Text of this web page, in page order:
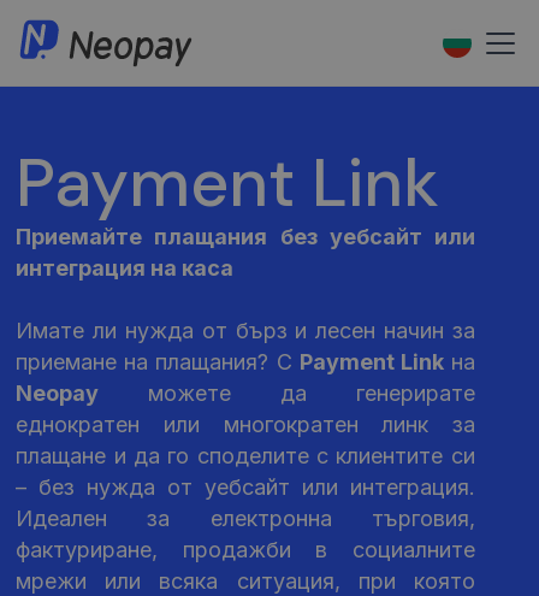
Payment Link
Приемайте плащания без уебсайт или
интеграция на каса
Имате ли нужда от бърз и лесен начин за
приемане на плащания? С Payment Linkна
Neopay можете да генерирате
еднократен или многократен линк за
плащане и да го споделите с клиентите си
– без нужда от уебсайт или интеграция.
Идеален за електронна търговия,
фактуриране, продажби в социалните
мрежи или всяка ситуация, при която